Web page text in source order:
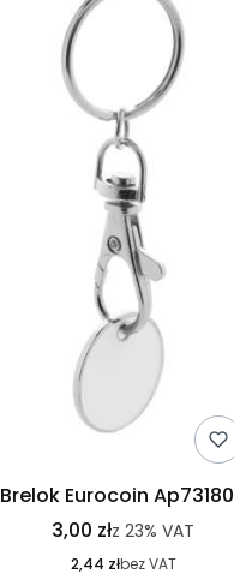
Brelok Eurocoin
3,00 złz23% VAT
2,44 złbez VAT